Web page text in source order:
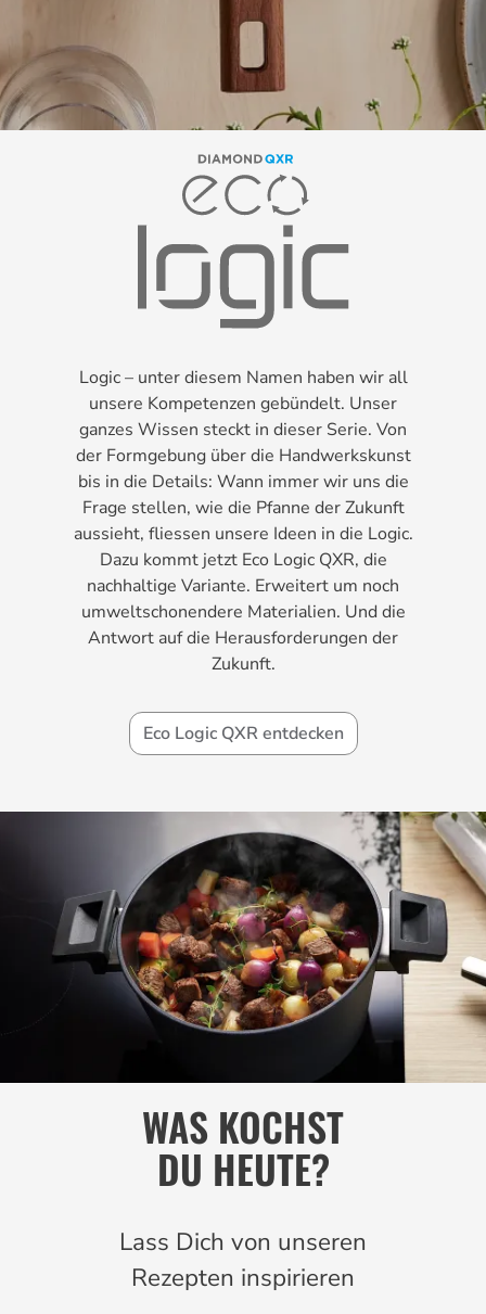
Logic – unter diesem Namen haben wir all
unsere Kompetenzen gebündelt. Unser
ganzes Wissen steckt in dieser Serie. Von
der Formgebung über die Handwerkskunst
bis in die Details: Wann immer wir uns die
Frage stellen, wie die Pfanne der Zukunft
aussieht, fliessen unsere Ideen in die Logic.
Dazu kommt jetzt Eco Logic QXR, die
nachhaltige Variante. Erweitert um noch
umweltschonendere Materialien. Und die
Antwort auf die Herausforderungen der
Zukunft.
Eco Logic QXR entdecken
WAS KOCHST
DU HEUTE?
Lass Dich von unseren
Rezepten inspirieren